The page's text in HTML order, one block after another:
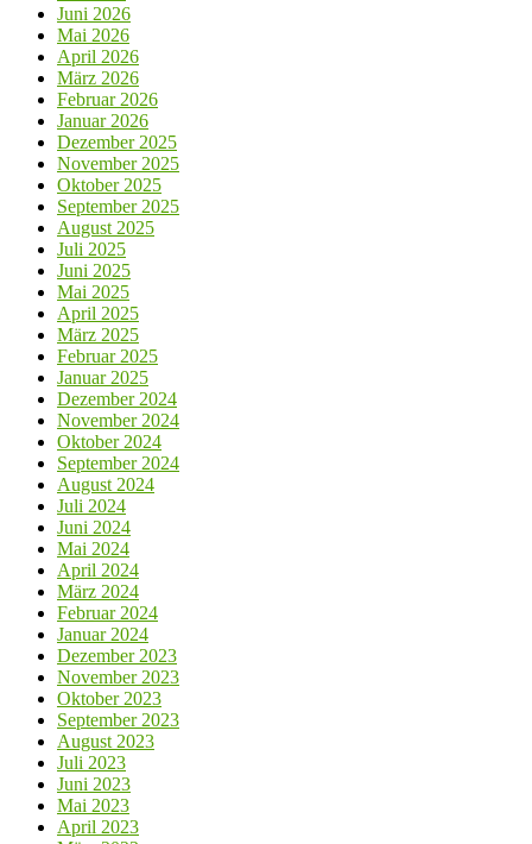
Juni 2026
Mai 2026
April 2026
März 2026
Februar 2026
Januar 2026
Dezember 2025
November 2025
Oktober 2025
September 2025
August 2025
Juli 2025
Juni 2025
Mai 2025
April 2025
März 2025
Februar 2025
Januar 2025
Dezember 2024
November 2024
Oktober 2024
September 2024
August 2024
Juli 2024
Juni 2024
Mai 2024
April 2024
März 2024
Februar 2024
Januar 2024
Dezember 2023
November 2023
Oktober 2023
September 2023
August 2023
Juli 2023
Juni 2023
Mai 2023
April 2023